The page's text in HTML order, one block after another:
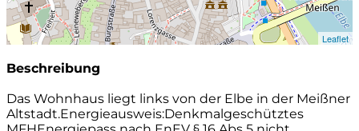
Leaflet
Beschreibung
Das Wohnhaus liegt links von der Elbe in der Meißner
Altstadt.Energieausweis:Denkmalgeschütztes